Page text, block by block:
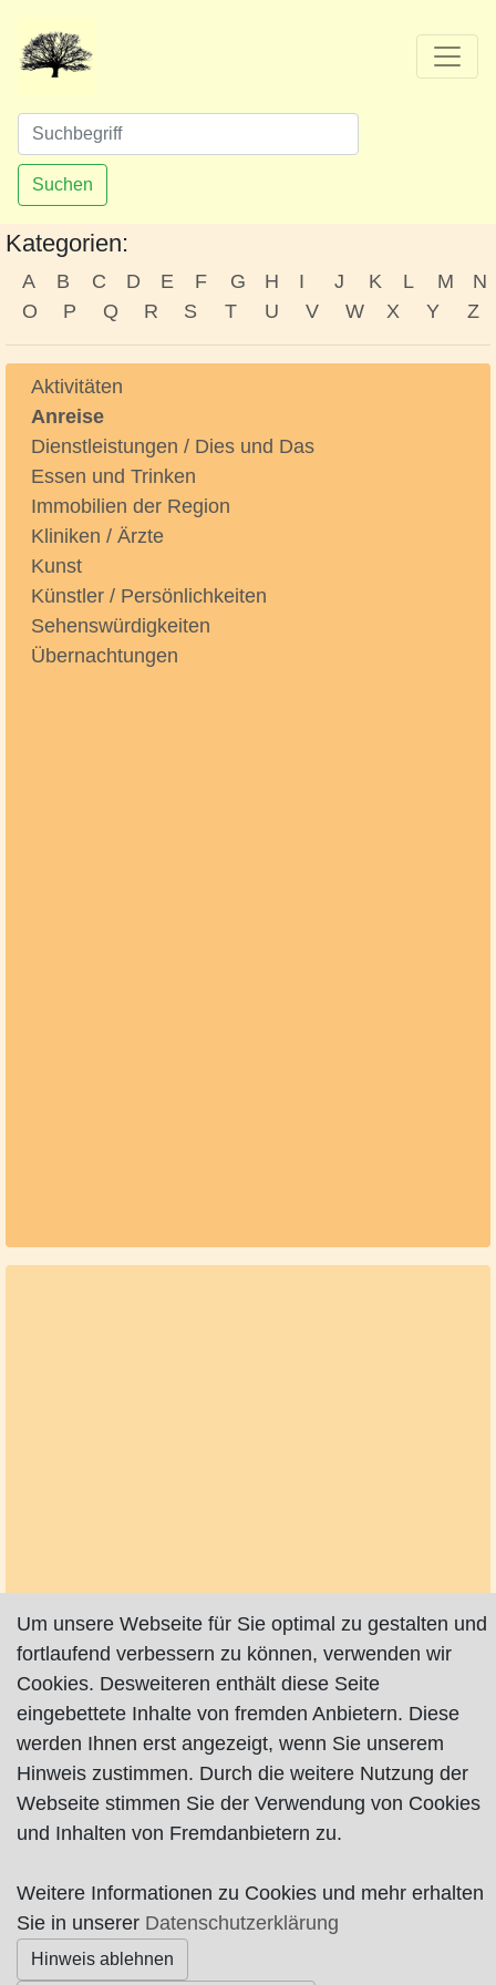
Suchen
Kategorien:
A B C D E F G H I J K L M
N
O
P Q R S T U V W X Y Z
Aktivitäten
Anreise
Dienstleistungen / Dies und Das
Essen und Trinken
Immobilien der Region
Kliniken / Ärzte
Kunst
Künstler / Persönlichkeiten
Sehenswürdigkeiten
Übernachtungen
© Worpswede24 2015-2026
Um unsere Webseite für Sie optimal zu gestalten und
fortlaufend verbessern zu können, verwenden wir
Cookies. Desweiteren enthält diese Seite
eingebettete Inhalte von fremden Anbietern. Diese
werden Ihnen erst angezeigt, wenn Sie unserem
Hinweis zustimmen. Durch die weitere Nutzung der
Webseite stimmen Sie der Verwendung von Cookies
und Inhalten von Fremdanbietern zu.
Weitere Informationen zu Cookies und mehr erhalten
Sie in unserer Datenschutzerklärung
Hinweis ablehnen